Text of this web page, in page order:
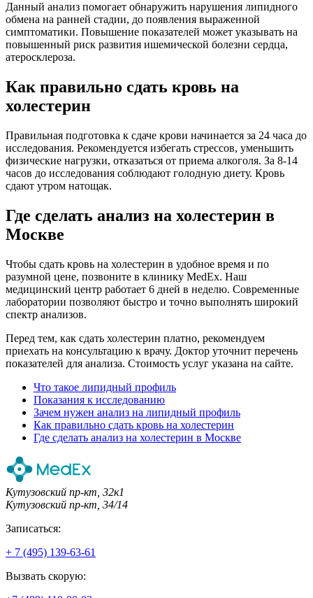
Данный анализ помогает обнаружить нарушения липидного
обмена на ранней стадии, до появления выраженной
симптоматики. Повышение показателей может указывать на
повышенный риск развития ишемической болезни сердца,
атеросклероза.
Как правильно сдать кровь на
холестерин
Правильная подготовка к сдаче крови начинается за 24 часа до
исследования. Рекомендуется избегать стрессов, уменьшить
физические нагрузки, отказаться от приема алкоголя. За 8-14
часов до исследования соблюдают голодную диету. Кровь
сдают утром натощак.
Где сделать анализ на холестерин в
Москве
Чтобы сдать кровь на холестерин в удобное время и по
разумной цене, позвоните в клинику MedEx. Наш
медицинский центр работает 6 дней в неделю. Современные
лаборатории позволяют быстро и точно выполнять широкий
спектр анализов.
Перед тем, как сдать холестерин платно, рекомендуем
приехать на консультацию к врачу. Доктор уточнит перечень
показателей для анализа. Стоимость услуг указана на сайте.
Что такое липидный профиль
Показания к исследованию
Зачем нужен анализ на липидный профиль
Как правильно сдать кровь на холестерин
Где сделать анализ на холестерин в Москве
Кутузовский пр-кт, 32к1
Кутузовский пр-кт, 34/14
Записаться:
+ 7 (495) 139-63-61
Вызвать скорую: